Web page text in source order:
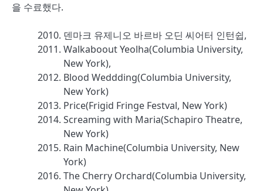
을 수료했다.
덴마크 유제니오 바르바 오딘 씨어터 인턴쉽,
Walkaboout Yeolha(Columbia University,
New York),
Blood Weddding(Columbia University,
New York)
Price(Frigid Fringe Festval, New York)
Screaming with Maria(Schapiro Theatre,
New York)
Rain Machine(Columbia University, New
York)
The Cherry Orchard(Columbia University,